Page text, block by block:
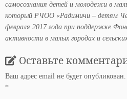
cамосознания детей и молодежи в
который РЧОО «Радимичи – детям
февраля 2017 года при поддержке
активности в малых городах и
Оставьте
Ваш адрес email не будет опубликован.
*